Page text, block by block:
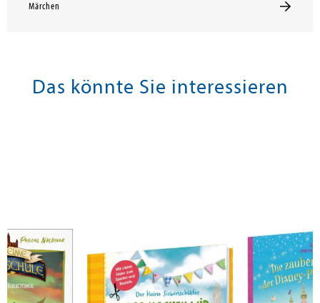
Märchen
Das könnte Sie interessieren